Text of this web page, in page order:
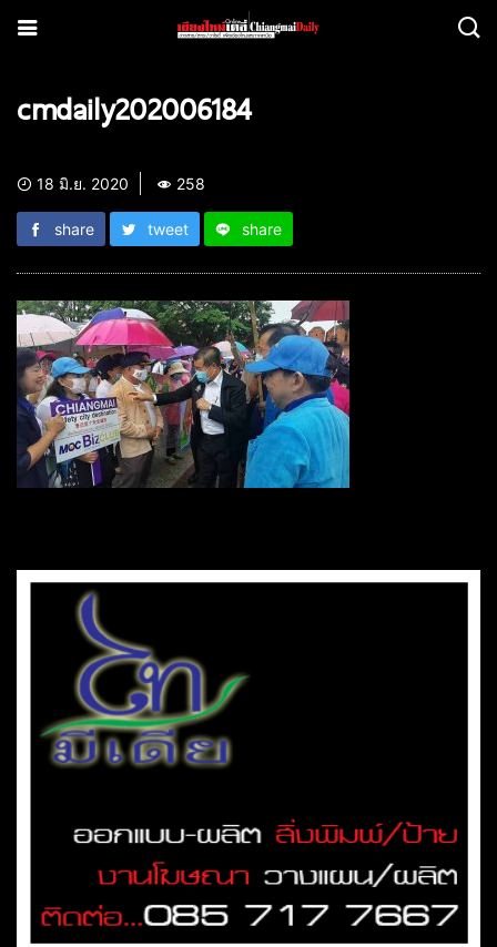
cmdaily202006184
18 มิ.ย. 2020 258
share tweet share